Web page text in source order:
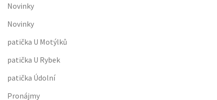
Novinky
Novinky
patička U Motýlků
patička U Rybek
patička Údolní
Pronájmy